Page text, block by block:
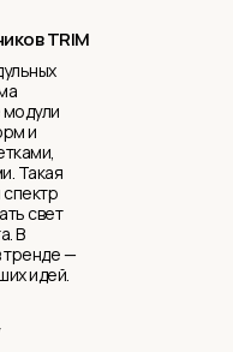
модули
и
Такая
свет
В
тренде —
идей.
TRIM